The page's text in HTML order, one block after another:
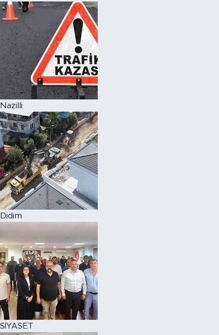
Nazilli
Didim
SİYASET